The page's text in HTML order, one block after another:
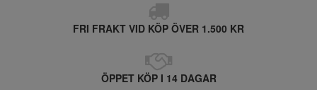
FRI FRAKT VID KÖP ÖVER 1.500 KR
ÖPPET KÖP I 14 DAGAR